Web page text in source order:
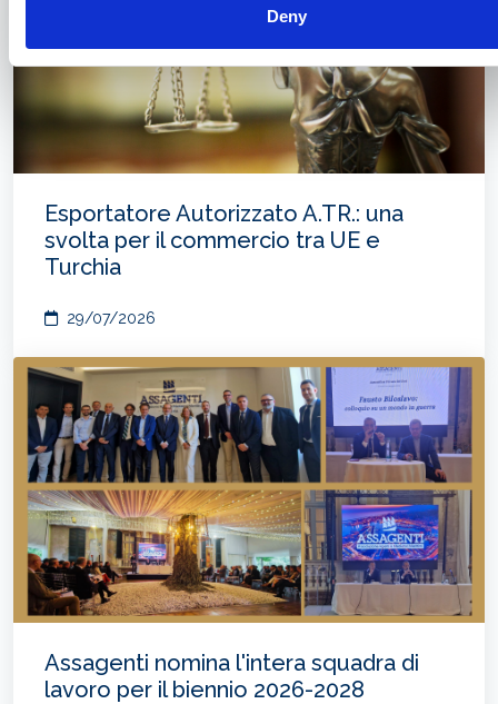
Deny
Esportatore Autorizzato A.TR.: una
svolta per il commercio tra UE e
Turchia
29/07/2026
Assagenti nomina l'intera squadra di
lavoro per il biennio 2026-2028